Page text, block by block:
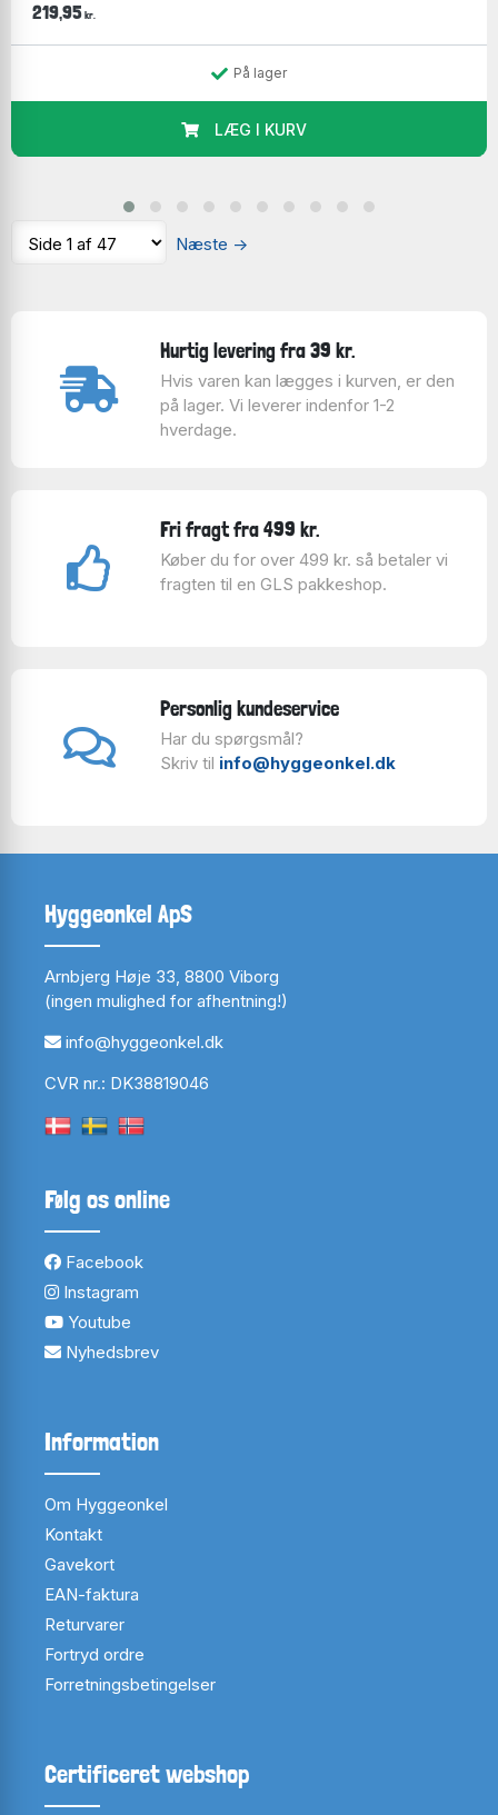
219,95 kr.
På lager
LÆG I KURV
Næste →
Hurtig levering fra 39 kr.
Hvis varen kan lægges i kurven, er den
på lager. Vi leverer indenfor 1-2
hverdage.
Fri fragt fra 499 kr.
Køber du for over 499 kr. så betaler vi
fragten til en GLS pakkeshop.
Personlig kundeservice
Har du spørgsmål?
Skriv til info@hyggeonkel.dk
Hyggeonkel ApS
Arnbjerg Høje 33, 8800 Viborg
(ingen mulighed for afhentning!)
info@hyggeonkel.dk
CVR nr.: DK38819046
Følg os online
Facebook
Instagram
Youtube
Nyhedsbrev
Information
Om Hyggeonkel
Kontakt
Gavekort
EAN-faktura
Returvarer
Fortryd ordre
Forretningsbetingelser
Certificeret webshop